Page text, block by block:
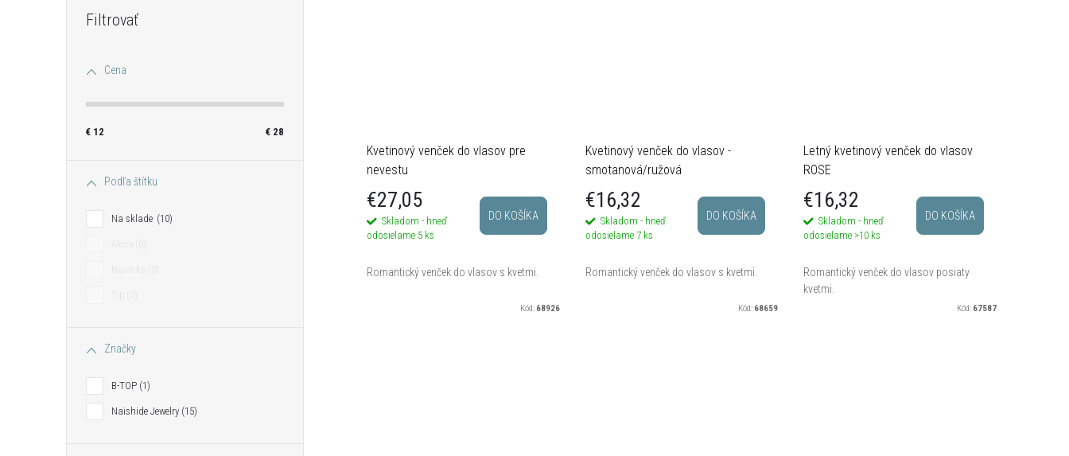
Cena
€ 12 € 28
Podľa štítku
Na sklade 10
Značky
B-TOP 1
Naishide Jewelry 15
Kvetinový venček do vlasov pre
nevestu
€27,05
Skladom - hneď
odosielame 5 ks
DO KOŠÍKA
Romantický venček do vlasov s kvetmi.
Kód: 68926
Kvetinový venček do vlasov -
smotanová/ružová
€16,32
Skladom - hneď
odosielame 7 ks
DO KOŠÍKA
Romantický venček do vlasov s kvetmi.
Kód: 68659
Letný kvetinový venček do vlasov
ROSE
€16,32
Skladom - hneď
odosielame >10 ks
DO KOŠÍKA
Romantický venček do vlasov posiaty
kvetmi.
Kód: 67587